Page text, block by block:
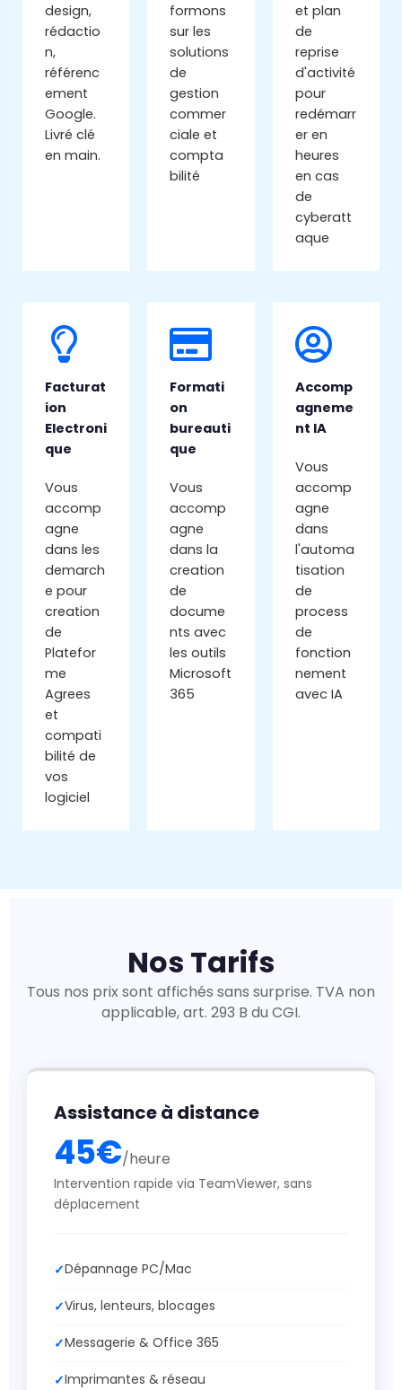
design,
rédactio
n,
référenc
ement
Google.
Livré clé
en main.
formons
sur les
solutions
de
gestion
commer
ciale et
compta
bilité
et plan
de
reprise
d'activité
pour
redémarr
er en
heures
en cas
de
cyberatt
aque
Facturat
ion
Electroni
que
Vous
accomp
agne
dans les
demarch
e pour
creation
de
Platefor
me
Agrees
et
compati
bilité de
vos
logiciel
Formati
on
bureauti
que
Vous
accomp
agne
dans la
creation
de
docume
nts avec
les outils
Microsoft
365
Accomp
agneme
nt IA
Vous
accomp
agne
dans
l'automa
tisation
de
process
de
fonction
nement
avec IA
Nos Tarifs
Tous nos prix sont affichés sans surprise. TVA non
applicable, art. 293 B du CGI.
Assistance à distance
45€/heure
Intervention rapide via TeamViewer, sans
déplacement
Dépannage PC/Mac
Virus, lenteurs, blocages
Messagerie & Office 365
Imprimantes & réseau